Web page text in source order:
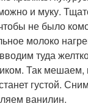
и муку.
не было
молоко
туда
Так мешаем,
густой.
ванилин.